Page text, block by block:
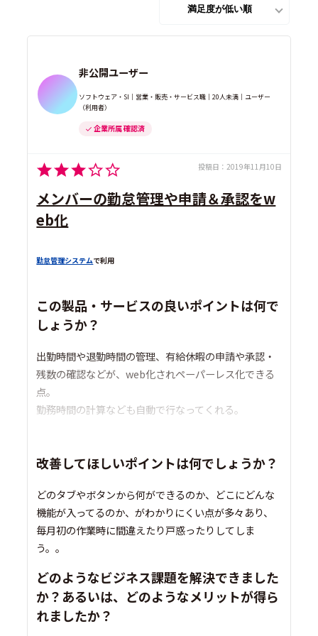
非公開ユーザー
ソフトウェア・SI｜営業・販売・サービス職｜20人未満｜ユーザー
（利用者）
企業所属 確認済
投稿日： 2019年11月10日
メンバーの勤怠管理や申請＆承認をw
eb化
勤怠管理システムで利用
この製品・サービスの良いポイントは何で
しょうか？
出勤時間や退勤時間の管理、有給休暇の申請や承認・
残数の確認などが、web化されペーパーレス化できる
点。
勤務時間の計算なども自動で行なってくれる。
改善してほしいポイントは何でしょうか？
どのタブやボタンから何ができるのか、どこにどんな
機能が入ってるのか、がわかりにくい点が多々あり、
毎月初の作業時に間違えたり戸惑ったりしてしま
う。。
どのようなビジネス課題を解決できました
か？あるいは、どのようなメリットが得ら
れましたか？